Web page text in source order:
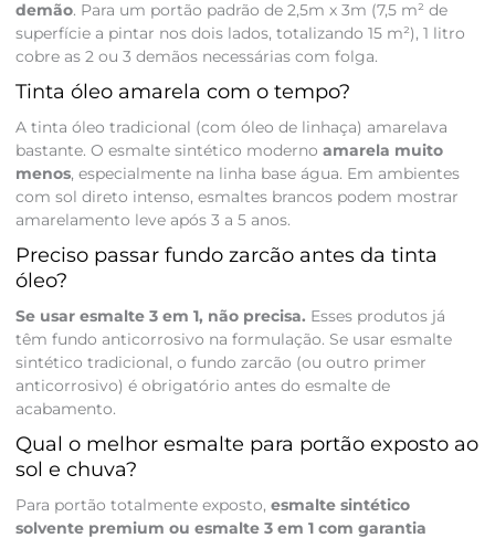
demão. Para um portão padrão de 2,5m x 3m (7,5 m² de
superfície a pintar nos dois lados, totalizando 15 m²), 1 litro
cobre as 2 ou 3 demãos necessárias com folga.
Tinta óleo amarela com o tempo?
A tinta óleo tradicional (com óleo de linhaça) amarelava
bastante. O esmalte sintético moderno amarela muito
menos, especialmente na linha base água. Em ambientes
com sol direto intenso, esmaltes brancos podem mostrar
amarelamento leve após 3 a 5 anos.
Preciso passar fundo zarcão antes da tinta
óleo?
Se usar esmalte 3 em 1, não precisa. Esses produtos já
têm fundo anticorrosivo na formulação. Se usar esmalte
sintético tradicional, o fundo zarcão (ou outro primer
anticorrosivo) é obrigatório antes do esmalte de
acabamento.
Qual o melhor esmalte para portão exposto ao
sol e chuva?
Para portão totalmente exposto, esmalte sintético
solvente premium ou esmalte 3 em 1 com garantia